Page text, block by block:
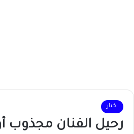
اخبار
رحيل الفنان مجذوب